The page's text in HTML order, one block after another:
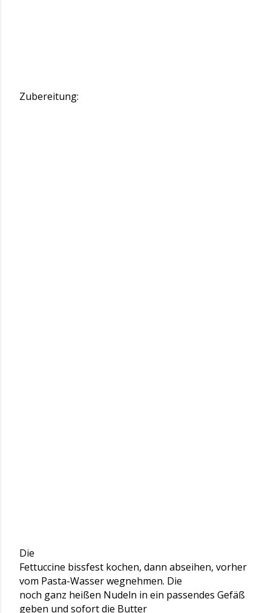
Zubereitung:
Die
Fettuccine bissfest kochen, dann abseihen, vorher
vom Pasta-Wasser wegnehmen. Die
noch ganz heißen Nudeln in ein passendes Gefäß
geben und sofort die Butter